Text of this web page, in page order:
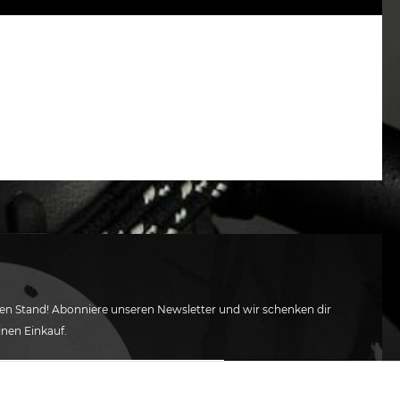
Stand! Abonniere unseren Newsletter und wir schenken dir
Einkauf.